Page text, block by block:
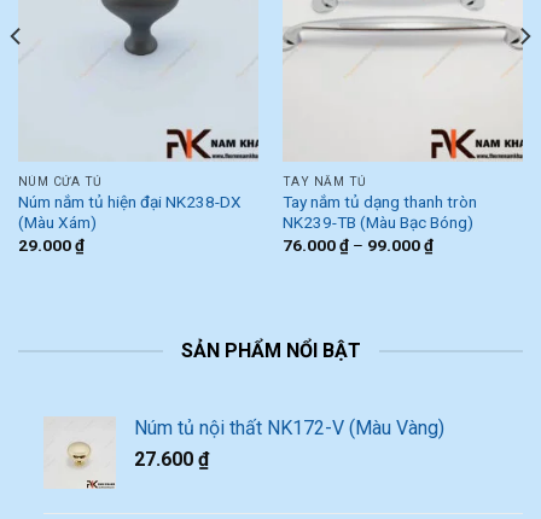
NÚM CỬA TỦ
Núm nắm tủ hiện đại NK238-DX
(Màu Xám)
29.000₫
TAY NẮM TỦ
Tay nắm tủ dạng thanh tròn
NK239-TB (Màu Bạc Bóng)
76.000₫– 99.000₫
SẢN PHẨM NỔI BẬT
Núm tủ nội thất NK172-V (Màu Vàng)
27.600 ₫